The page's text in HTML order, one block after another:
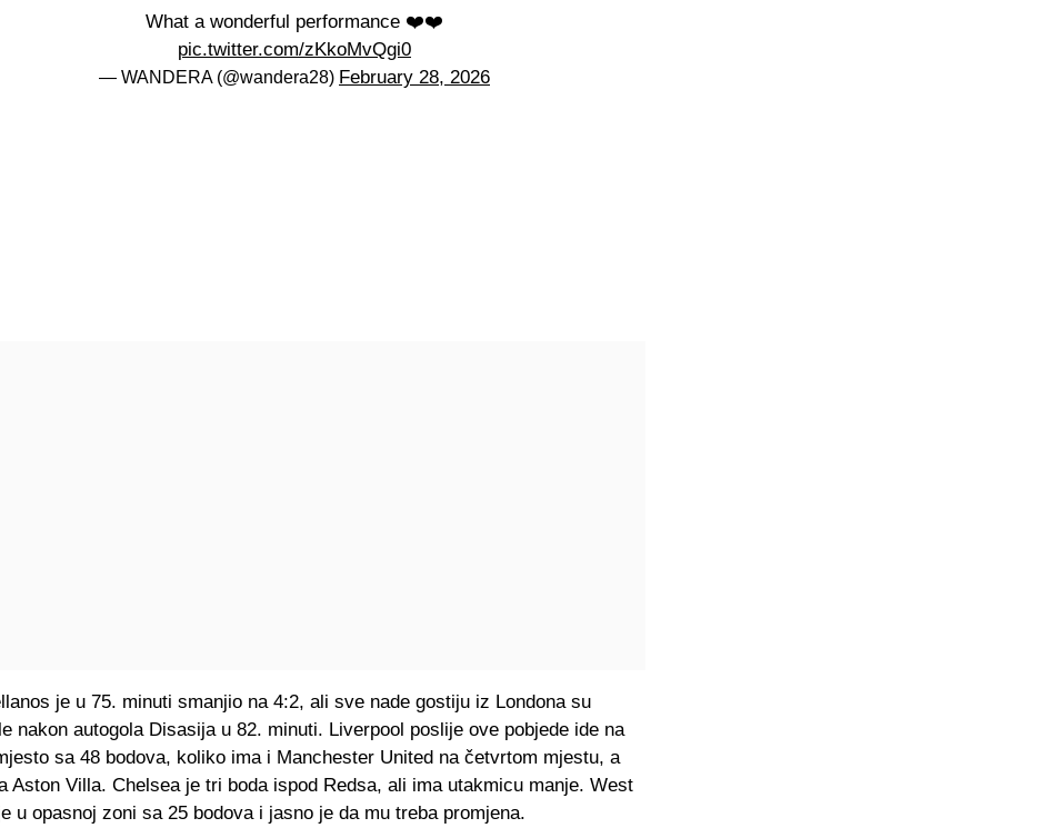
What a wonderful performance ❤️❤️
pic.twitter.com/zKkoMvQgi0
— WANDERA (@wandera28) February 28, 2026
je u 75. minuti smanjio na 4:2, ali sve nade gostiju iz Londona su
nakon autogola Disasija u 82. minuti. Liverpool poslije ove pobjede ide na
sa 48 bodova, koliko ima i Manchester United na četvrtom mjestu, a
Aston Villa. Chelsea je tri boda ispod Redsa, ali ima utakmicu manje. West
u opasnoj zoni sa 25 bodova i jasno je da mu treba promjena.